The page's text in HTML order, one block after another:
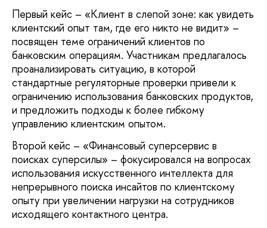
Первый кейс – «Клиент в слепой зоне: как увидеть
клиентский опыт там, где его никто не видит» –
посвящен теме ограничений клиентов по
банковским операциям. Участникам предлагалось
проанализировать ситуацию, в которой
стандартные регуляторные проверки привели к
ограничению использования банковских продуктов,
и предложить подходы к более гибкому
управлению клиентским опытом.
Второй кейс – «Финансовый суперсервис в
поисках суперсилы» – фокусировался на вопросах
использования искусственного интеллекта для
непрерывного поиска инсайтов по клиентскому
опыту при увеличении нагрузки на сотрудников
исходящего контактного центра.